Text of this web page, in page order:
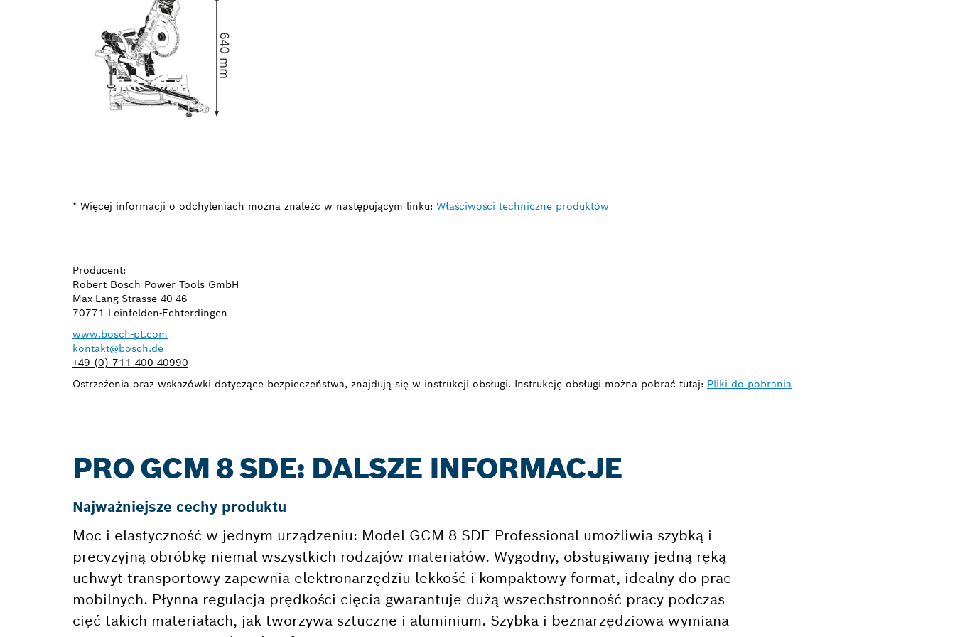
* Więcej informacji o odchyleniach można znaleźć w następującym linku: Właściwości techniczne produktów
Producent:
Robert Bosch Power Tools GmbH
Max-Lang-Strasse 40-46
70771 Leinfelden-Echterdingen
www.bosch-pt.com
kontakt@bosch.de
+49 (0) 711 400 40990
Ostrzeżenia oraz wskazówki dotyczące bezpieczeństwa, znajdują się w instrukcji obsługi. Instrukcję obsługi można pobrać tutaj: Pliki do pobrania
PRO GCM 8 SDE: DALSZE INFORMACJE
Najważniejsze cechy produktu
Moc i elastyczność w jednym urządzeniu: Model GCM 8 SDE Professional umożliwia szybką i
precyzyjną obróbkę niemal wszystkich rodzajów materiałów. Wygodny, obsługiwany jedną ręką
uchwyt transportowy zapewnia elektronarzędziu lekkość i kompaktowy format, idealny do prac
mobilnych. Płynna regulacja prędkości cięcia gwarantuje dużą wszechstronność pracy podczas
cięć takich materiałach, jak tworzywa sztuczne i aluminium. Szybka i beznarzędziowa wymiana